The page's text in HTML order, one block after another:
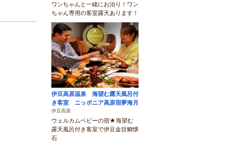
ワンちゃんと一緒にお泊り！ワン
ちゃん専用の客室露天あります！
伊豆高原温泉 海望む露天風呂付
き客室 ニッポニア高原宿夢海月
伊豆高原
ウェルカムベビーの宿★海望む
露天風呂付き客室で伊豆金目鯛懐
石